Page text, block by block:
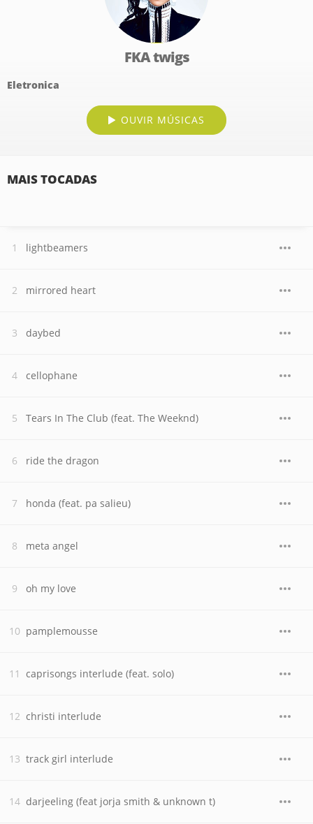
FKA twigs
Eletronica
OUVIR MÚSICAS
MAIS TOCADAS
lightbeamers
mirrored heart
daybed
cellophane
Tears In The Club (feat. The Weeknd)
ride the dragon
honda (feat. pa salieu)
meta angel
oh my love
pamplemousse
caprisongs interlude (feat. solo)
christi interlude
track girl interlude
darjeeling (feat jorja smith & unknown t)